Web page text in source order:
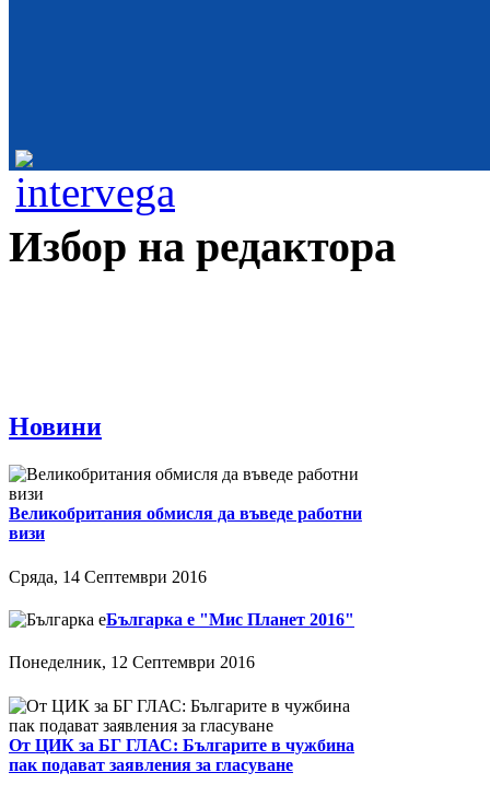
Избор на редактора
Новини
Великобритания обмисля да въведе работни
визи
Сряда, 14 Септември 2016
Българка е "Мис Планет 2016"
Понеделник, 12 Септември 2016
От ЦИК за БГ ГЛАС: Българите в чужбина
пак подават заявления за гласуване